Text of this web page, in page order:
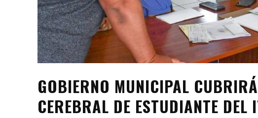
GOBIERNO MUNICIPAL
CEREBRAL DE ESTUDIANTE DEL